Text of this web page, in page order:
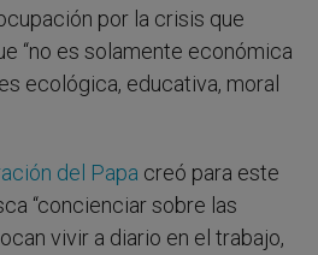
por la crisis que
“no es solamente económica
ecológica, educativa, moral
del Papa creó para este
“concienciar sobre las
vivir a diario en el trabajo,